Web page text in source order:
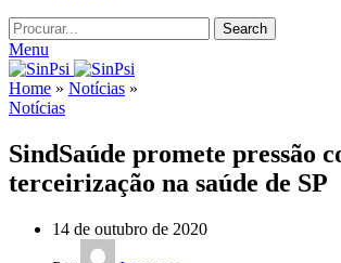
Search
Menu
Home » Notícias »
Notícias
SindSaúde promete pressão
terceirização na saúde de SP
14 de outubro de 2020